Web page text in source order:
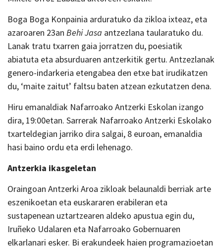
Boga Boga Konpainia arduratuko da zikloa ixteaz, eta
azaroaren 23an Behi Jasa antzezlana taularatuko du.
Lanak tratu txarren gaia jorratzen du, poesiatik
abiatuta eta absurduaren antzerkitik gertu. Antzezlanak
genero-indarkeria etengabea den etxe bat irudikatzen
du, ‘maite zaitut’ faltsu baten atzean ezkutatzen dena.
Hiru emanaldiak Nafarroako Antzerki Eskolan izango
dira, 19:00etan. Sarrerak Nafarroako Antzerki Eskolako
txarteldegian jarriko dira salgai, 8 euroan, emanaldia
hasi baino ordu eta erdi lehenago.
Antzerkia ikasgeletan
Oraingoan Antzerki Aroa zikloak belaunaldi berriak arte
eszenikoetan eta euskararen erabileran eta
sustapenean uztartzearen aldeko apustua egin du,
Iruñeko Udalaren eta Nafarroako Gobernuaren
elkarlanari esker. Bi erakundeek haien programazioetan